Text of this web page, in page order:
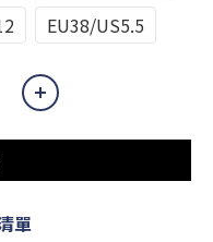
EU38/US5.5
單